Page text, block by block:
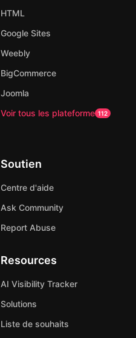
HTML
Google Sites
Weebly
BigCommerce
Joomla
Voir tous les plateforme 112
Soutien
Centre d'aide
Ask Community
Report Abuse
Resources
AI Visibility Tracker
Solutions
Liste de souhaits